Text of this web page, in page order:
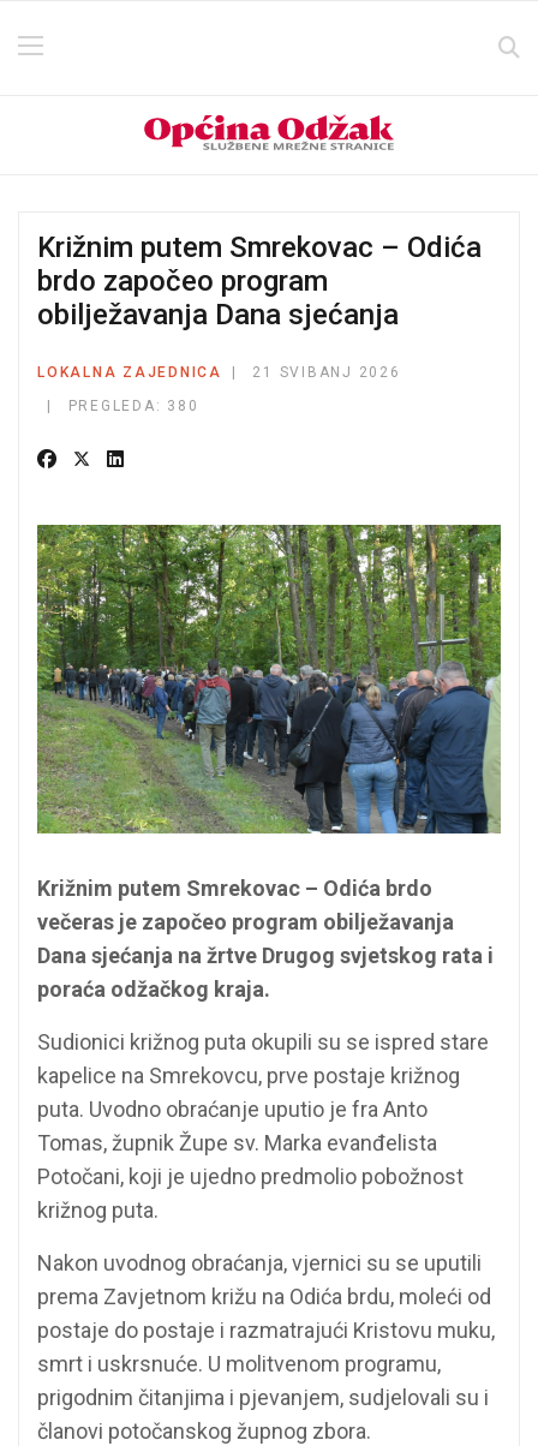
Križnim putem Smrekovac – Odića
brdo započeo program
obilježavanja Dana sjećanja
LOKALNA ZAJEDNICA
21 SVIBANJ 2026
PREGLEDA: 380
Križnim putem Smrekovac – Odića brdo
večeras je započeo program obilježavanja
Dana sjećanja na žrtve Drugog svjetskog rata i
poraća odžačkog kraja.
Sudionici križnog puta okupili su se ispred stare
kapelice na Smrekovcu, prve postaje križnog
puta. Uvodno obraćanje uputio je fra Anto
Tomas, župnik Župe sv. Marka evanđelista
Potočani, koji je ujedno predmolio pobožnost
križnog puta.
Nakon uvodnog obraćanja, vjernici su se uputili
prema Zavjetnom križu na Odića brdu, moleći od
postaje do postaje i razmatrajući Kristovu muku,
smrt i uskrsnuće. U molitvenom programu,
prigodnim čitanjima i pjevanjem, sudjelovali su i
članovi potočanskog župnog zbora.